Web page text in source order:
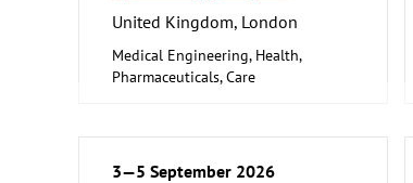
United Kingdom, London
Medical Engineering, Health,
Pharmaceuticals, Care
3—5 September 2026